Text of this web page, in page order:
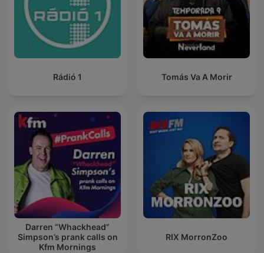
Rádió 1 Tomás Va A Morir
Darren “Whackhead”
Simpson’s prank calls on
Kfm Mornings
RIX MorronZoo